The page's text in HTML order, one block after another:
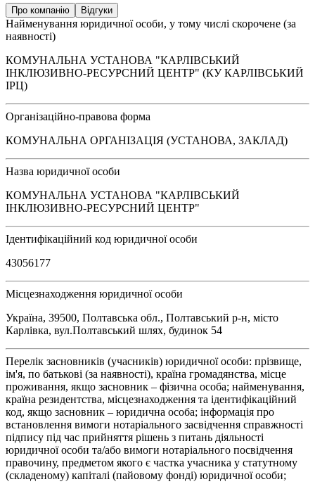
Про компанію Відгуки
Найменування юридичної особи, у тому числі скорочене (за
наявності)
КОМУНАЛЬНА УСТАНОВА "КАРЛІВСЬКИЙ
ІНКЛЮЗИВНО-РЕСУРСНИЙ ЦЕНТР" (КУ КАРЛІВСЬКИЙ
ІРЦ)
Організаційно-правова форма
КОМУНАЛЬНА ОРГАНІЗАЦІЯ (УСТАНОВА, ЗАКЛАД)
Назва юридичної особи
КОМУНАЛЬНА УСТАНОВА "КАРЛІВСЬКИЙ
ІНКЛЮЗИВНО-РЕСУРСНИЙ ЦЕНТР"
Ідентифікаційний код юридичної особи
43056177
Місцезнаходження юридичної особи
Україна, 39500, Полтавська обл., Полтавський р-н, місто
Карлівка, вул.Полтавський шлях, будинок 54
Перелік засновників (учасників) юридичної особи: прізвище,
ім'я, по батькові (за наявності), країна громадянства, місце
проживання, якщо засновник – фізична особа; найменування,
країна резидентства, місцезнаходження та ідентифікаційний
код, якщо засновник – юридична особа; інформація про
встановлення вимоги нотаріального засвідчення справжності
підпису під час прийняття рішень з питань діяльності
юридичної особи та/або вимоги нотаріального посвідчення
правочину, предметом якого є частка учасника у статутному
(складеному) капіталі (пайовому фонді) юридичної особи;